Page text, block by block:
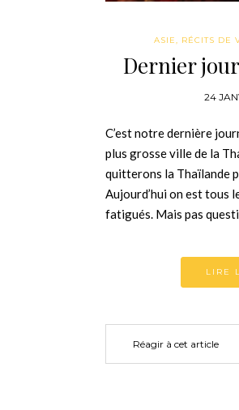
ASIE, RÉCITS DE
Dernier
24
C’est notre dernière
plus grosse ville de la
quitterons la Thaïlande
Aujourd’hui on est tous
fatigués. Mais pas
LIRE
Réagir à cet article